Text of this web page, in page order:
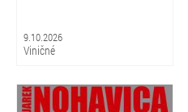
9.10.2026
Viničné